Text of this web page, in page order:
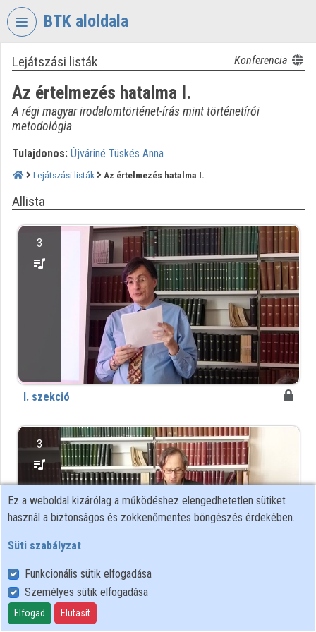
Fejléc kihagyása
BTK aloldala
VIDEOTORIUM
BÖLCSÉSZETTUDOMÁNYI
KUTATÓKÖZPONT
Intézményi kezdőlap
Bejelentkezés
Intézményi felfedezés
Kategóriák
Intézményi listák
Közreműködők
Lejátszási listák Konferencia
Az értelmezés hatalma I.
A régi magyar irodalomtörténet-írás mint történetírói
metodológia
Tulajdonos: Újváriné Tüskés Anna
Lejátszási listák Az értelmezés hatalma I.
Allista
3
I. szekció
3
II. szekció
Ez a weboldal kizárólag a működéshez elengedhetetlen sütiket
használ a biztonságos és zökkenőmentes böngészés érdekében.
Süti szabályzat
Funkcionális sütik elfogadása
Személyes sütik elfogadása
Elfogad Elutasít